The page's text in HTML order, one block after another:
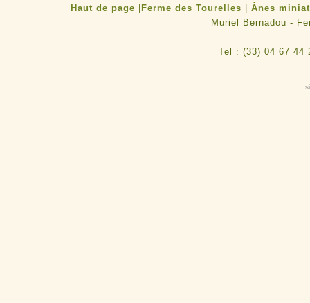
Haut de page Ferme des Tourelles
Ânes
Muriel Bernadou -
Tel : (33) 04 67 44